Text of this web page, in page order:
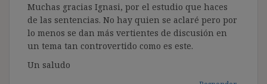
Muchas gracias Ignasi, por el estudio que haces
de las sentencias. No hay quien se aclaré pero por
lo menos se dan más vertientes de discusión en
un tema tan controvertido como es este.
Un saludo